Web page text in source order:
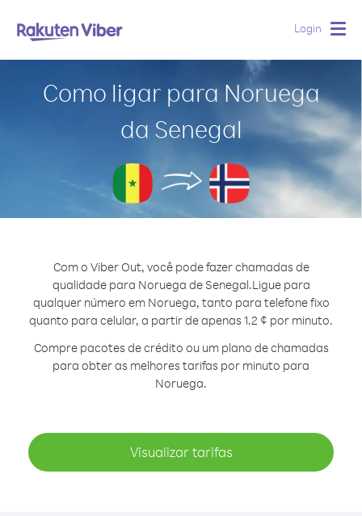
Login
Como ligar para Noruega
da Senegal
Com o Viber Out, você pode fazer chamadas de
qualidade para Noruega de Senegal.Ligue para
qualquer número em Noruega, tanto para telefone fixo
quanto para celular, a partir de apenas 1.2 ¢ por minuto.
Compre pacotes de crédito ou um plano de chamadas
para obter as melhores tarifas por minuto para
Noruega.
Visualizar tarifas